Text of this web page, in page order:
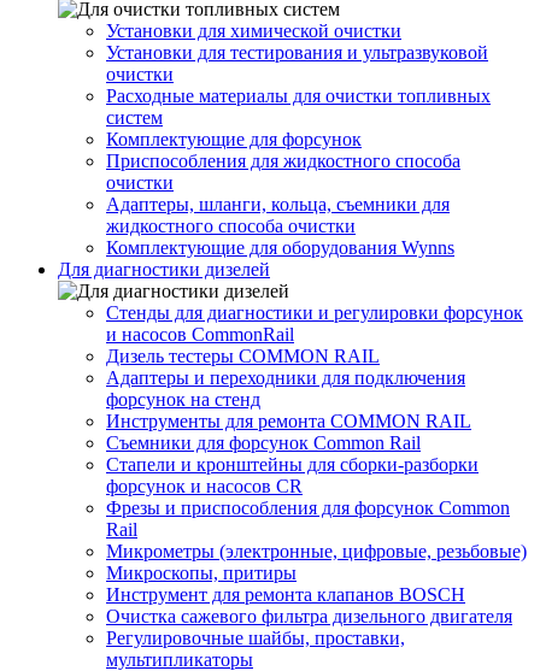
Установки для химической очистки
Установки для тестирования и ультразвуковой
очистки
Расходные материалы для очистки топливных
систем
Комплектующие для форсунок
Приспособления для жидкостного способа
очистки
Адаптеры, шланги, кольца, съемники для
жидкостного способа очистки
Комплектующие для оборудования Wynns
Для диагностики дизелей
Стенды для диагностики и регулировки форсунок
и насосов CommonRail
Дизель тестеры COMMON RAIL
Адаптеры и переходники для подключения
форсунок на стенд
Инструменты для ремонта COMMON RAIL
Съемники для форсунок Common Rail
Стапели и кронштейны для сборки-разборки
форсунок и насосов CR
Фрезы и приспособления для форсунок Common
Rail
Микрометры (электронные, цифровые, резьбовые)
Микроскопы, притиры
Инструмент для ремонта клапанов BOSCH
Очистка сажевого фильтра дизельного двигателя
Регулировочные шайбы, проставки,
мультипликаторы